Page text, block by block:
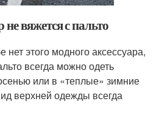
вяжется с пальто
этого модного аксессуара,
всегда можно одеть
или в «теплые» зимние
верхней одежды всегда